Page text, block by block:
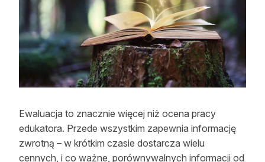
Leśnik na zakupach
Z zagranicy
Edukacja
Lasy prywatne
O nas
100 lat „Lasu Polskiego”
Ewaluacja to znacznie więcej niż ocena pracy
edukatora. Przede wszystkim zapewnia informację
zwrotną – w krótkim czasie dostarcza wielu
cennych, i co ważne, porównywalnych informacji od